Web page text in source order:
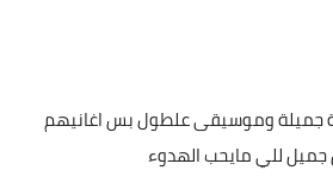
جميلة وموسيقى علطول بس اغانيهم